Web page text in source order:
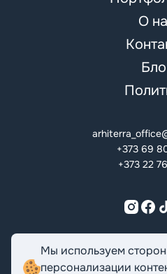
О
+373 69
+373 22
ROMÂNĂ
Мы используем
персонализации